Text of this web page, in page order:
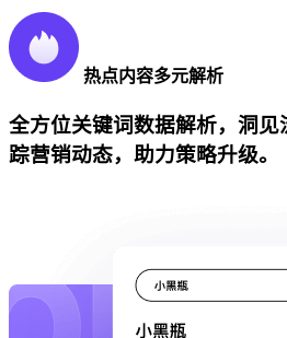
热点内容多元解析
全方位关键词数据解析，洞
踪营销动态，助力策略升级。